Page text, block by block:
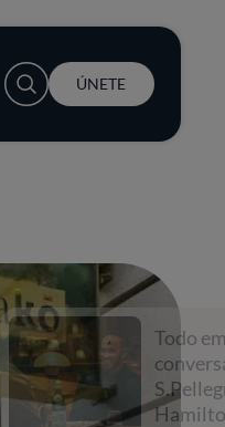
User account menu
ÚNETE
con una
con
y Lewis